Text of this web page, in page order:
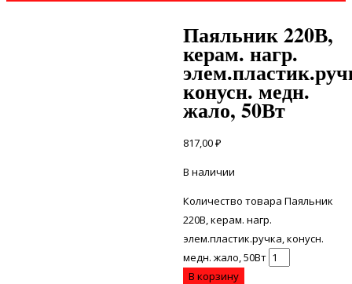
Паяльник 220В,
керам. нагр.
конусн. медн.
жало, 50Вт
817,00₽
В наличии
Количество товара Паяльник
220В, керам. нагр.
элем.пластик.ручка, конусн.
медн. жало, 50Вт
В корзину